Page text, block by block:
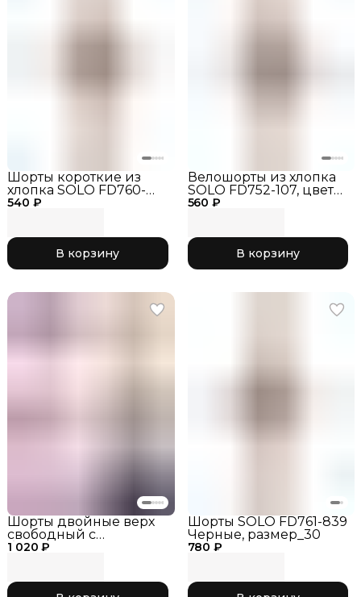
540 ₽
Шорты короткие из
хлопка SOLO FD760-
107, цвет Черные
В корзину
560 ₽
Велошорты из хлопка
SOLO FD752-107, цвет
Черные, шорты для
РГ, одежда для
гимнастики
В корзину
1 020 ₽
Шорты двойные верх
свободный с
боковыми разрезами
780 ₽
Шорты SOLO FD761-839
Черные, размер_30